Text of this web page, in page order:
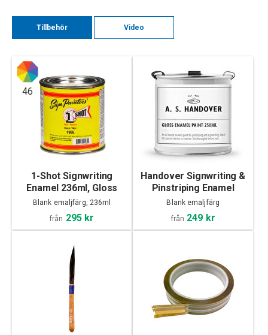
Tillbehör Video
46
1-Shot Signwriting
Enamel 236ml, Gloss
Blank emaljfärg, 236ml
från 295 kr
Handover Signwriting &
Pinstriping Enamel
250ml
Blank emaljfärg
från 249 kr